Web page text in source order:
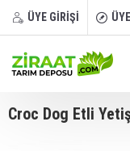
ÜYE GİRİŞİ
Croc Dog Etli